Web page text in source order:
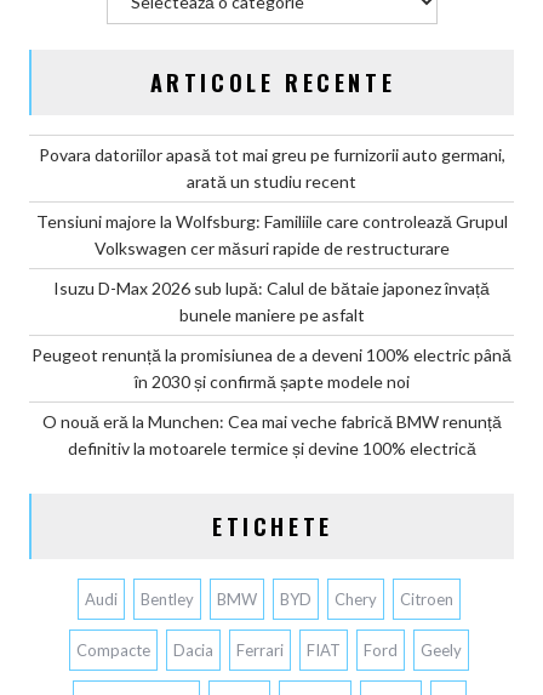
ARTICOLE RECENTE
Povara datoriilor apasă tot mai greu pe furnizorii auto germani,
arată un studiu recent
Tensiuni majore la Wolfsburg: Familiile care controlează Grupul
Volkswagen cer măsuri rapide de restructurare
Isuzu D-Max 2026 sub lupă: Calul de bătaie japonez învață
bunele maniere pe asfalt
Peugeot renunță la promisiunea de a deveni 100% electric până
în 2030 și confirmă șapte modele noi
O nouă eră la Munchen: Cea mai veche fabrică BMW renunță
definitiv la motoarele termice și devine 100% electrică
ETICHETE
Audi Bentley BMW BYD Chery Citroen
Compacte Dacia Ferrari FIAT Ford Geely